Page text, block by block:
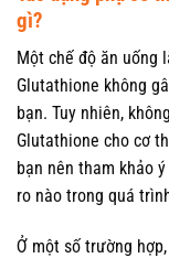
gì?
Một chế độ ăn uống
Glutathione không
bạn. Tuy nhiên,
Glutathione cho cơ
bạn nên tham khảo
ro nào trong quá
Ở một số trường